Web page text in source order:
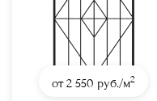
от 2 550 руб./м2